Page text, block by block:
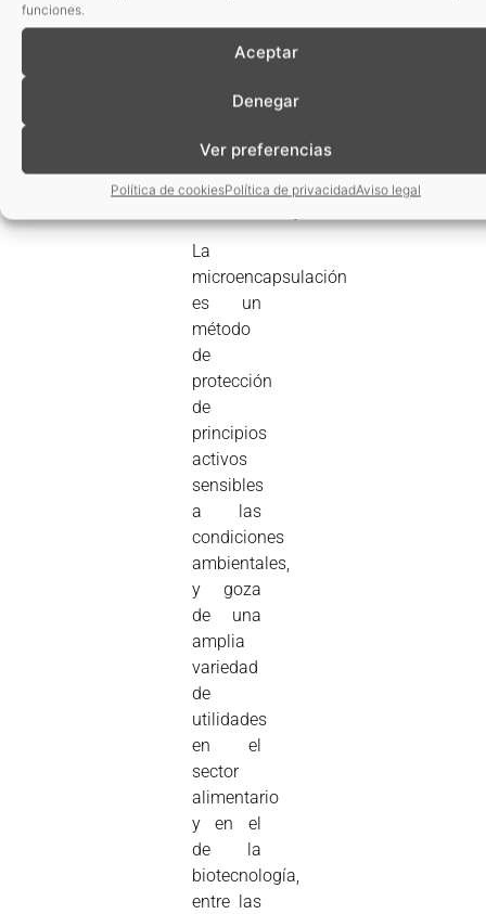
funciones.
Aceptar
Denegar
Ver preferencias
Política de cookiesPolítica de privacidadAviso legal
2011).
Aplicaciones
utilidades
de la
La
microencapsulación
es un
método
de
protección
de
principios
activos
sensibles
a las
condiciones
ambientales,
y goza
de una
amplia
variedad
de
utilidades
en el
sector
alimentario
y en el
de la
biotecnología,
entre las